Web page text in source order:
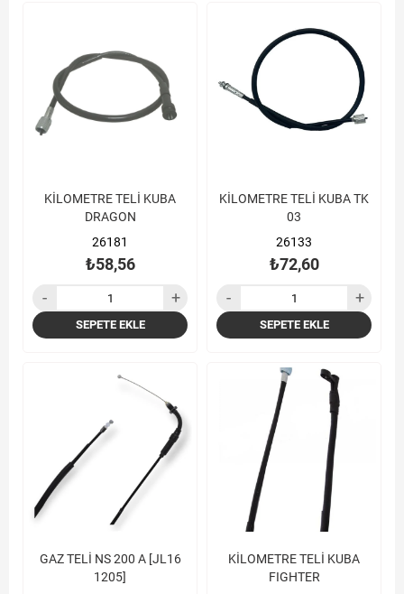
KİLOMETRE TELİ KUBA
DRAGON
26181
₺58,56
SEPETE EKLE
KİLOMETRE TELİ KUBA TK
03
26133
₺72,60
SEPETE EKLE
GAZ TELİ NS 200 A [JL16
1205]
KİLOMETRE TELİ KUBA
FIGHTER